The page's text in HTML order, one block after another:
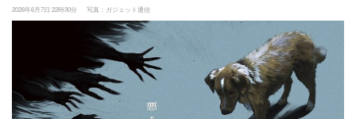
2026年6月7日 22時30分 写真：ガジェット通信